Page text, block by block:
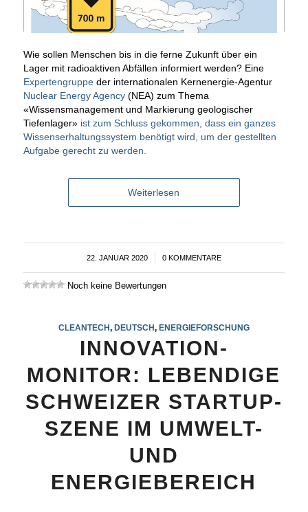
Wie sollen Menschen bis in die ferne Zukunft über ein
Lager mit radioaktiven Abfällen informiert werden? Eine
Expertengruppeder internationalen Kernenergie-Agentur
Nuclear Energy Agency(NEA) zum Thema
«Wissensmanagement und Markierung geologischer
Tiefenlager» ist zum Schluss gekommen, dass ein ganzes
Wissenserhaltungssystem benötigt wird, um der gestellten
Aufgabe gerecht zu werden.
Weiterlesen
22. JANUAR 2020
/ 0 KOMMENTARE
Noch keine Bewertungen
CLEANTECH, DEUTSCH, ENERGIEFORSCHUNG
INNOVATION-
MONITOR: LEBENDIGE
SCHWEIZER STARTUP-
SZENE IM UMWELT-
UND
ENERGIEBEREICH